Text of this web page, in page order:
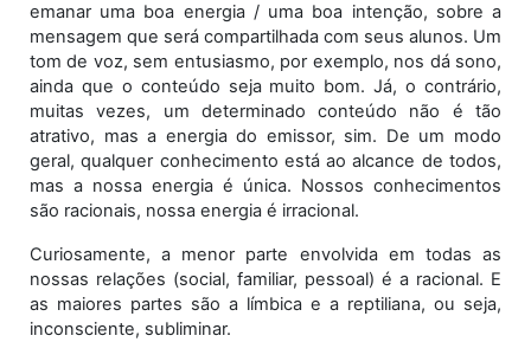
emanar uma boa energia / uma boa intenção, sobre a
mensagem que será compartilhada com seus alunos. Um
tom de voz, sem entusiasmo, por exemplo, nos dá sono,
ainda que o conteúdo seja muito bom. Já, o contrário,
muitas vezes, um determinado conteúdo não é tão
atrativo, mas a energia do emissor, sim. De um modo
geral, qualquer conhecimento está ao alcance de todos,
mas a nossa energia é única. Nossos conhecimentos
são racionais, nossa energia é irracional.
Curiosamente, a menor parte envolvida em todas as
nossas relações (social, familiar, pessoal) é a racional. E
as maiores partes são a límbica e a reptiliana, ou seja,
inconsciente, subliminar.